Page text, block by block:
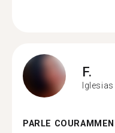
F.
Iglesias
PARLE